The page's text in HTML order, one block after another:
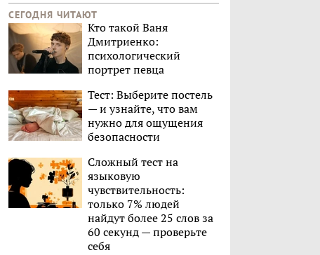
СЕГОДНЯ ЧИТАЮТ
Кто такой Ваня
Дмитриенко:
психологический
портрет певца
Тест: Выберите постель
— и узнайте, что вам
нужно для ощущения
безопасности
Сложный тест на
языковую
чувствительность:
только 7% людей
найдут более 25 слов за
60 секунд — проверьте
себя